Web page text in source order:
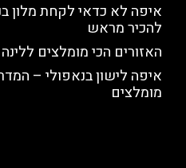
איפה לא כדאי לקחת מלון
להכיר מראש
האזורים הכי מומלצים
איפה לישון בנאפולי –
מומלצים